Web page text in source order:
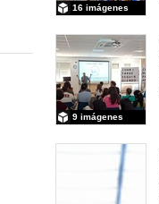
16 imágenes
9 imágenes